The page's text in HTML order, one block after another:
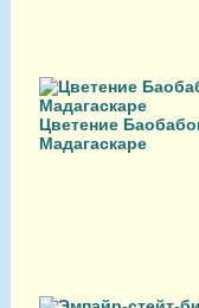
Цветение
Мадагаскаре